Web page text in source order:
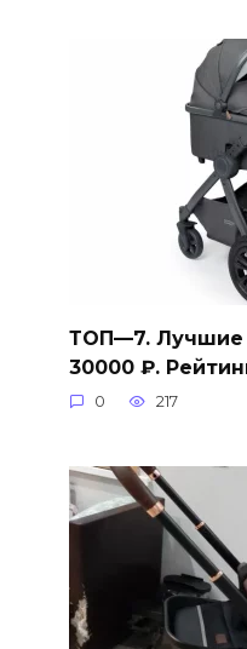
ТОП—7. Лучшие
30000 ₽.
0 217